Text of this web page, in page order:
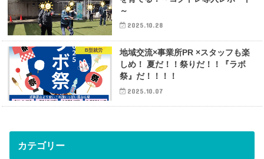
～
2025.10.28
B型就労
地域交流×事業所PR ×スタッフも楽
しめ！ 夏だ！！祭りだ！！『ラボ
祭』だ！！！！
2025.10.07
カテゴリー